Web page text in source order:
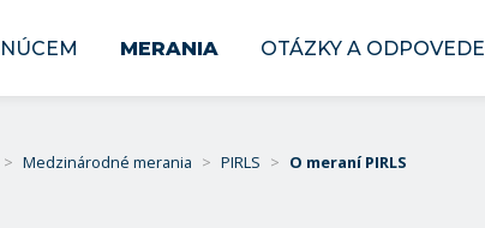
NÚCEM MERANIA OTÁZKY A ODPOVEDE
> Medzinárodné merania > PIRLS > O meraní PIRLS